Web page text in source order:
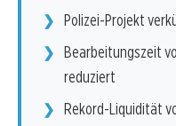
Polizei-Projekt
Bearbeitungszeit
reduziert
Rekord-Liquidität